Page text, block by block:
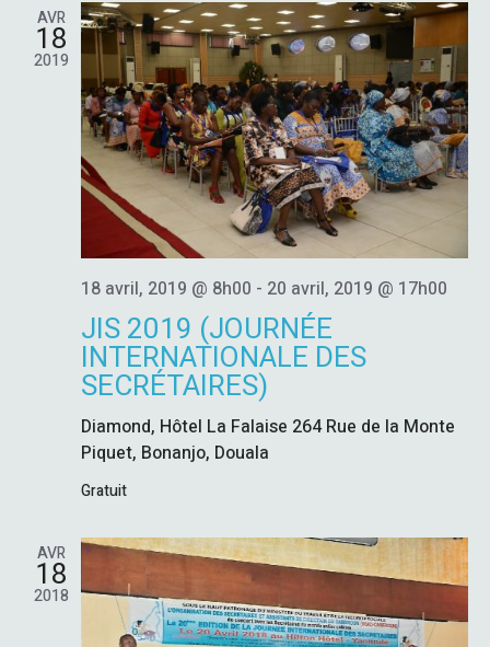
E
R
C
H
E
N
V
I
h
e
G
A
T
I
O
D
U
E
É
V
È
AVR
18
2019
18 avril, 2019 @ 8h00 - 20 avril, 2019 @ 17h00
JIS 2019 (JOURNÉE
INTERNATIONALE DES
SECRÉTAIRES)
Diamond, Hôtel La Falaise 264 Rue de la Monte
Piquet, Bonanjo, Douala
Gratuit
AVR
18
2018